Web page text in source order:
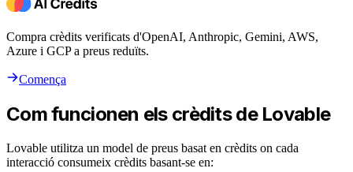
Compra crèdits verificats d'OpenAI, Anthropic, Gemini, AWS,
Azure i GCP a preus reduïts.
Comença
Com funcionen els crèdits de Lovable
Lovable utilitza un model de preus basat en crèdits on cada
interacció consumeix crèdits basant-se en: